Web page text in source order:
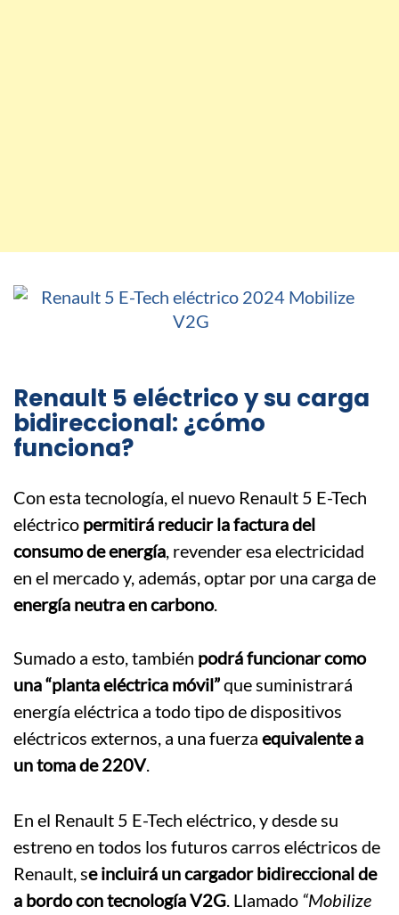
Renault 5 eléctrico y su carga
bidireccional: ¿cómo
funciona?
Con esta tecnología, el nuevo Renault 5 E-Tech
eléctrico permitirá reducir la factura del
consumo de energía, revender esa electricidad
en el mercado y, además, optar por una carga de
energía neutra en carbono.
Sumado a esto, también podrá funcionar como
una “planta eléctrica móvil”que suministrará
energía eléctrica a todo tipo de dispositivos
eléctricos externos, a una fuerza equivalente a
un toma de 220V.
En el Renault 5 E-Tech eléctrico, y desde su
estreno en todos los futuros carros eléctricos de
Renault, se incluirá un cargador bidireccional de
a bordo con tecnología V2G. Llamado “Mobilize